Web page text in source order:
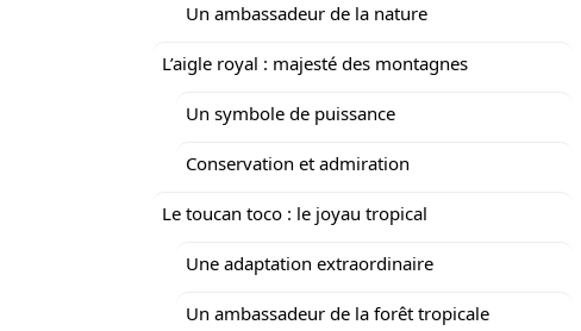
Un ambassadeur de la nature
L’aigle royal : majesté des montagnes
Un symbole de puissance
Conservation et admiration
Le toucan toco : le joyau tropical
Une adaptation extraordinaire
Un ambassadeur de la forêt tropicale